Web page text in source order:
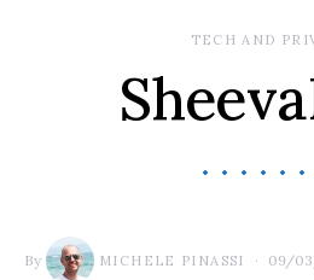
TECH AND
By MICHELE PINASSI 09/